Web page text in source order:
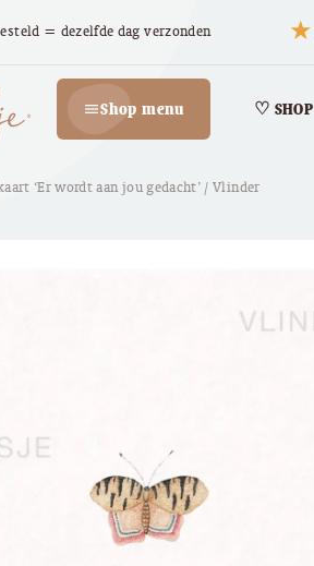
= dezelfde dag verzonden
menuShop menu ♡ SHOP
‘Er wordt aan jou gedacht’ / Vlinder